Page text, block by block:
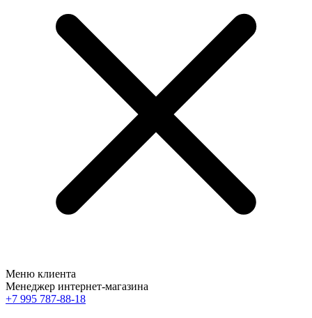
Меню клиента
Менеджер интернет-магазина
+7 995 787-88-18